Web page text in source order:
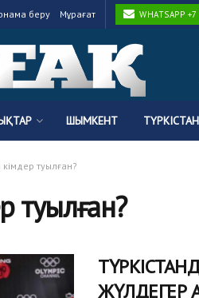
беру Мұрағат WHATSAPP
ШЫМКЕНТ ТҮРКІСТАН
кімдер туылған?
туылған?
ЖҮЛДЕГЕР